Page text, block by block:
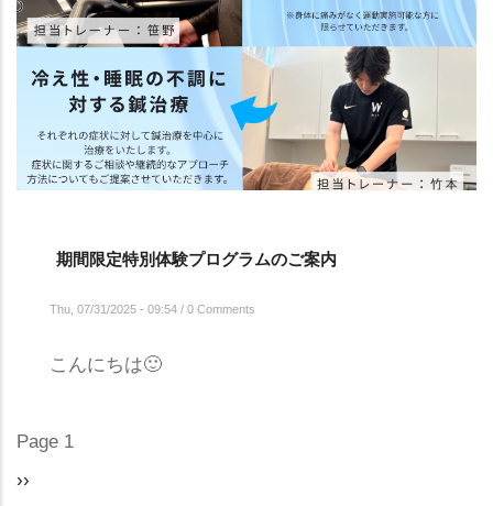
期間限定特別体験プログラムのご案内
Thu, 07/31/2025 - 09:54 / 0 Comments
こんにちは🙂
PAGINATION
Page 1
Next
››